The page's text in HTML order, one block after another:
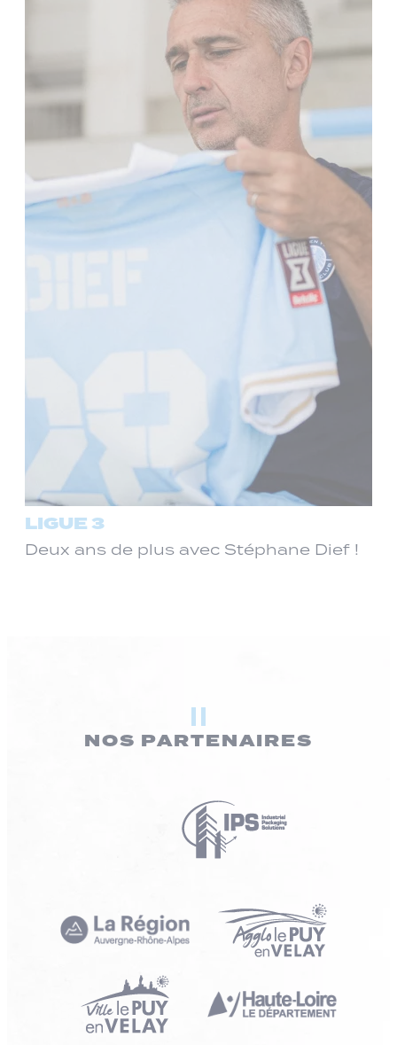
LIGUE 3
Deux ans de plus avec Stéphane Dief !
NOS PARTENAIRES